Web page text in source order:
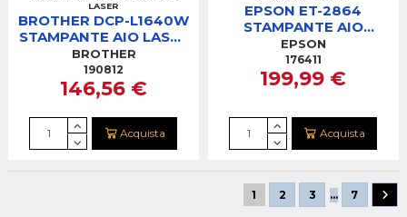
LASER
BROTHER DCP-L1640W
STAMPANTE AIO LASER
MONO 3IN1 WI-FI
BROTHER
190812
146,56 €
Acquista
EPSON ET-2864
STAMPANTE AIO
ECOTANKCOLOR 3IN1 -
WIFI
EPSON
176411
199,99 €
Acquista
1 2 3 … 7